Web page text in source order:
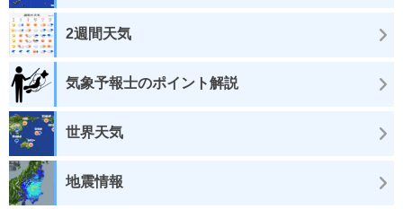
2週間天気
気象予報士のポイント解説
世界天気
地震情報